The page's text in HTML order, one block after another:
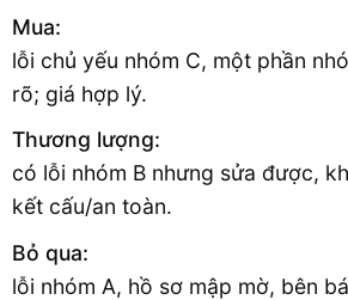
Mua:
lỗi chủ yếu nhóm C, một phần
rõ; giá hợp lý.
Thương lượng:
có lỗi nhóm B nhưng sửa được,
kết cấu/an toàn.
Bỏ qua:
lỗi nhóm A, hồ sơ mập mờ, bên